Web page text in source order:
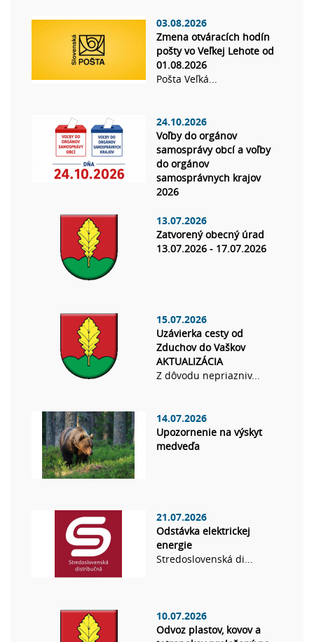
03.08.2026
Zmena otváracích hodín
pošty vo Veľkej Lehote od
01.08.2026
Pošta Veľká...
24.10.2026
Voľby do orgánov
samosprávy obcí a voľby
do orgánov
samosprávnych krajov
2026
13.07.2026
Zatvorený obecný úrad
13.07.2026 - 17.07.2026
15.07.2026
Uzávierka cesty od
Zduchov do Vaškov
AKTUALIZÁCIA
Z dôvodu nepriazniv...
14.07.2026
Upozornenie na výskyt
medveďa
21.07.2026
Odstávka elektrickej
energie
Stredoslovenská di...
10.07.2026
Odvoz plastov, kovov a